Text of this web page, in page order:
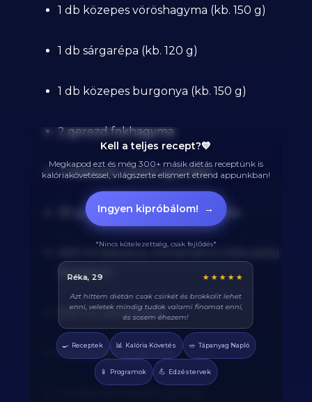
1 db közepes vöröshagyma (kb. 150 g)
1 db sárgarépa (kb. 120 g)
1 db közepes burgonya (kb. 150 g)
2 gerezd fokhagyma
1 teáskanál reszelt gyömbér
30 g japán curry por vagy paszta
(konzerv)
500 ml csirkealaplé
1 evőkanál szójaszósz
Kell a teljes recept?💙
Megkapod ezt és még 300+ másik diétás receptünk is
kalóriakövetéssel, világszerte elismert étrend appunkban!
Ingyen kipróbálom! →
*Nincs kötelezettség, csak fejlődés*
Balázs, 38 ★★★★★
Végre tudom pontosan mennyi fehérjét eszem
naponta. A kaloriaszámláló sokat segít, előtte
össze-vissza zabáltam...
🍳 Receptek 📊 Kalória Követés 🥗 Tápanyag Napló
📱 Programok 💪 Edzéstervek